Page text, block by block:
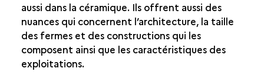
aussi dans la céramique. Ils offrent aussi des
nuances qui concernent l’architecture, la taille
des fermes et des constructions qui les
composent ainsi que les caractéristiques des
exploitations.